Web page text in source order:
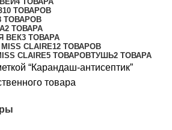
10 ТОВАРОВ
ТОВАРОВ
2 ТОВАРА
ВЕК3 ТОВАРА
CLAIRE12 ТОВАРОВ
CLAIRE5 ТОВАРОВТУШЬ2 ТОВАРА
“Карандаш-антисептик”
товара